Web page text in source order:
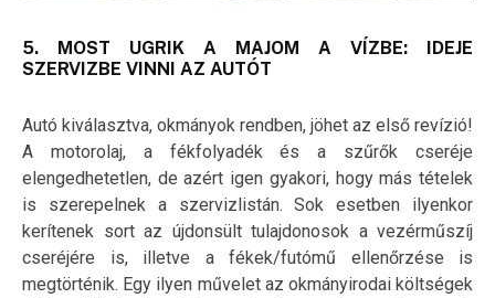
5. MOST UGRIK A MAJOM A VÍZBE: IDEJE
SZERVIZBE VINNI AZ AUTÓT
Autó kiválasztva, okmányok rendben, jöhet az első revízió!
A motorolaj, a fékfolyadék és a szűrők cseréje
elengedhetetlen, de azért igen gyakori, hogy más tételek
is szerepelnek a szervizlistán. Sok esetben ilyenkor
kerítenek sort az újdonsült tulajdonosok a vezérműszíj
cseréjére is, illetve a fékek/futómű ellenőrzése is
megtörténik. Egy ilyen művelet az okmányirodai költségek